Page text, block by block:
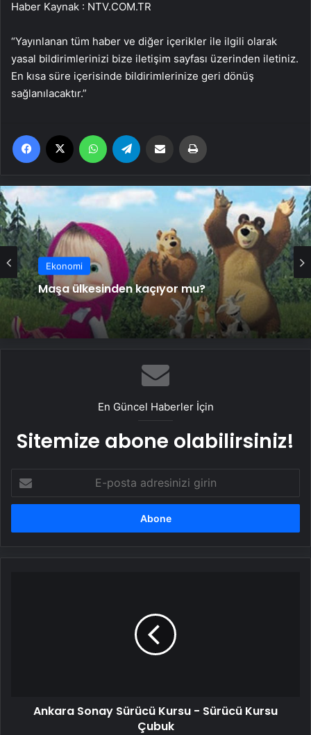
Haber Kaynak : NTV.COM.TR
“Yayınlanan tüm haber ve diğer içerikler ile ilgili olarak
yasal bildirimlerinizi bize iletişim sayfası üzerinden iletiniz.
En kısa süre içerisinde bildirimlerinize geri dönüş
sağlanılacaktır.”
Facebook WhatsApp Email'den paylaş
Ekonomi
Maşa ülkesinden kaçıyor mu?
En Güncel Haberler İçin
Sitemize abone olabilirsiniz!
posta
adresinizi
Ankara Sonay Sürücü Kursu - Sürücü Kursu
Çubuk